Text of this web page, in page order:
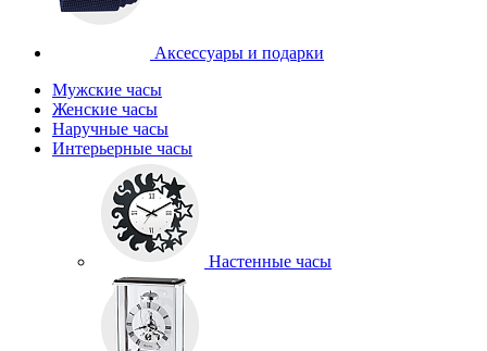
Аксессуары и подарки
Мужские часы
Женские часы
Наручные часы
Интерьерные часы
Настенные часы